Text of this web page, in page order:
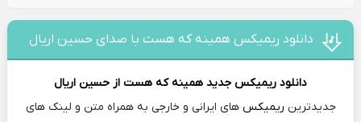
دانلود ریمیکس همینه که هست با صدای حسین اریال
دانلود ریمیکس جدید همینه که هست از حسین اریال
جدیدترین ریمیکس های ایرانی و خارجی به همراه متن و لینک های